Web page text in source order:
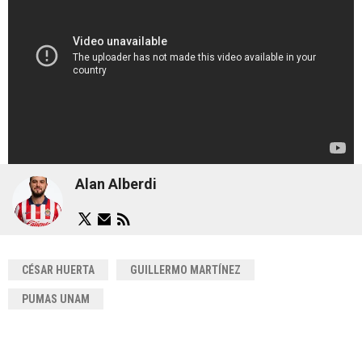
Alan Alberdi
CÉSAR HUERTA GUILLERMO MARTÍNEZ
PUMAS UNAM